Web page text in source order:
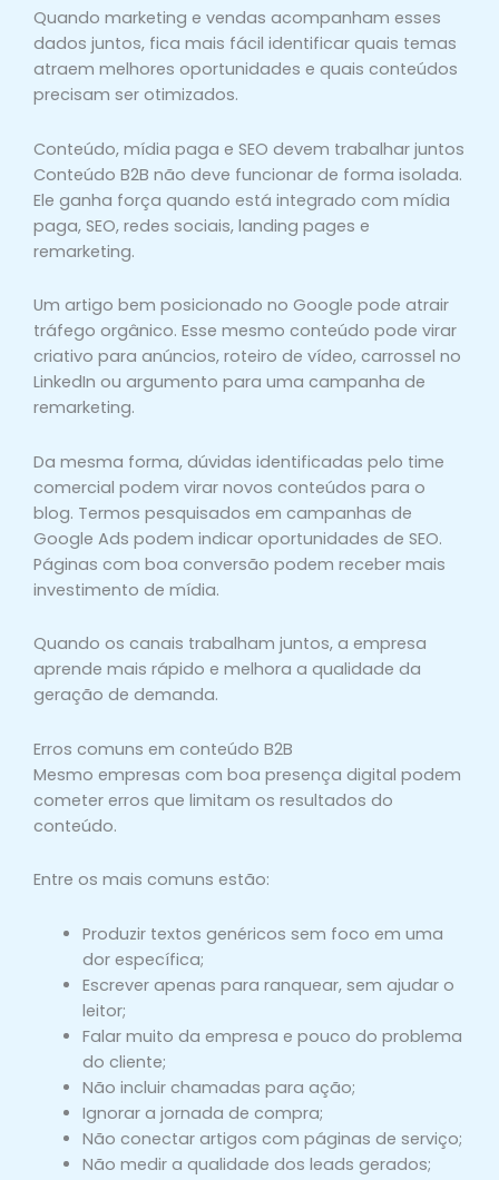
Quando marketing e vendas acompanham esses
dados juntos, fica mais fácil identificar quais temas
atraem melhores oportunidades e quais conteúdos
precisam ser otimizados.
Conteúdo, mídia paga e SEO devem trabalhar juntos
Conteúdo B2B não deve funcionar de forma isolada.
Ele ganha força quando está integrado com mídia
paga, SEO, redes sociais, landing pages e
remarketing.
Um artigo bem posicionado no Google pode atrair
tráfego orgânico. Esse mesmo conteúdo pode virar
criativo para anúncios, roteiro de vídeo, carrossel no
LinkedIn ou argumento para uma campanha de
remarketing.
Da mesma forma, dúvidas identificadas pelo time
comercial podem virar novos conteúdos para o
blog. Termos pesquisados em campanhas de
Google Ads podem indicar oportunidades de SEO.
Páginas com boa conversão podem receber mais
investimento de mídia.
Quando os canais trabalham juntos, a empresa
aprende mais rápido e melhora a qualidade da
geração de demanda.
Erros comuns em conteúdo B2B
Mesmo empresas com boa presença digital podem
cometer erros que limitam os resultados do
conteúdo.
Entre os mais comuns estão:
Produzir textos genéricos sem foco em uma
dor específica;
Escrever apenas para ranquear, sem ajudar o
leitor;
Falar muito da empresa e pouco do problema
do cliente;
Não incluir chamadas para ação;
Ignorar a jornada de compra;
Não conectar artigos com páginas de serviço;
Não medir a qualidade dos leads gerados;